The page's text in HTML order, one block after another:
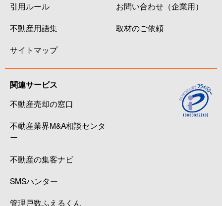
引用ルール
不動産用語集
サイトマップ
お問い合わせ（企業用）
取材のご依頼
関連サービス
不動産売却の窓口
不動産業界M&A相談センタ
ー
不動産の集客ナビ
SMSハンター
管理戸数ふえるくん